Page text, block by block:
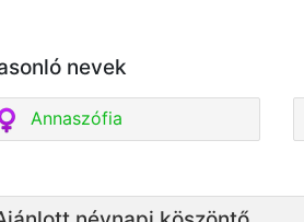
nevek
Annaszófia